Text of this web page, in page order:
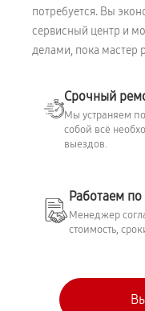
потребуется. Вы
сервисный центр и
делами, пока мастер
Срочный
Мы устраняем
собой всё
выездов.
Работаем
Менеджер
стоимость,